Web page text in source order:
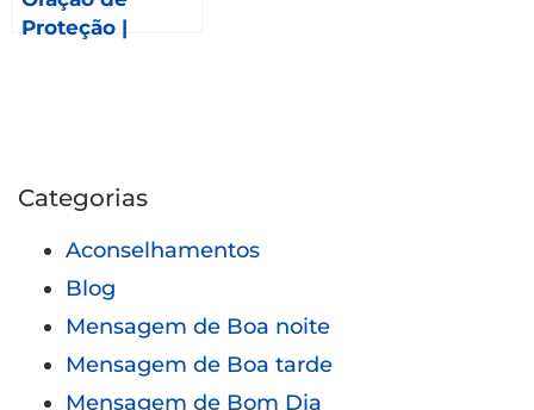
Proteção |
Categorias
Aconselhamentos
Blog
Mensagem de Boa noite
Mensagem de Boa tarde
Mensagem de Bom Dia